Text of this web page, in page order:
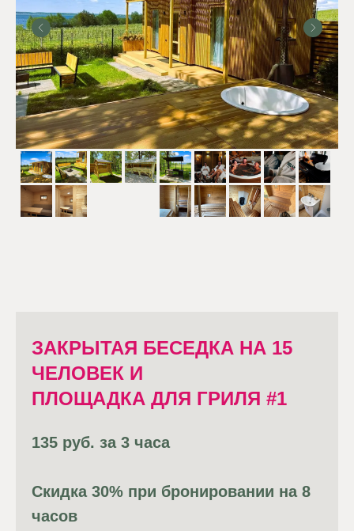
ЗАКРЫТАЯ БЕСЕДКА НА 15
ЧЕЛОВЕК И
ПЛОЩАДКА ДЛЯ ГРИЛЯ #1
135 руб. за 3 часа
Скидка 30% при бронировании на 8
часов